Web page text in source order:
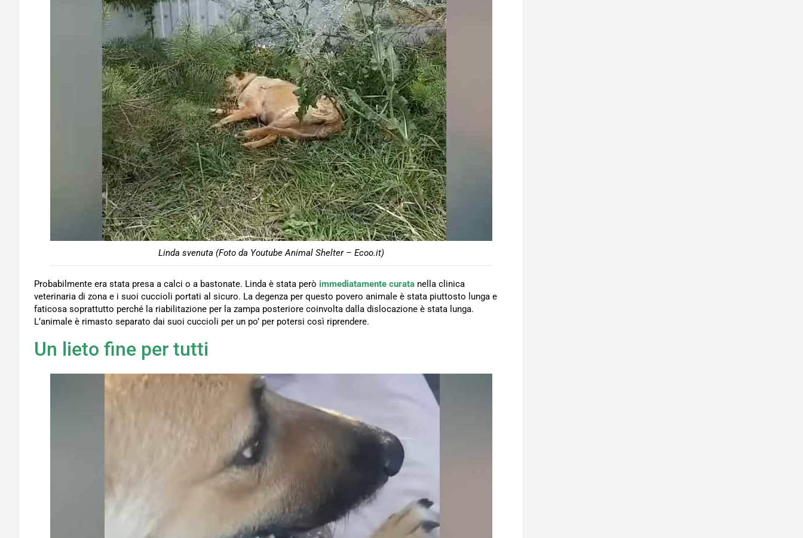
Linda svenuta (Foto da Youtube Animal Shelter – Ecoo.it)
Probabilmente era stata presa a calci o a bastonate. Linda è stata però immediatamente curata nella clinica
veterinaria di zona e i suoi cuccioli portati al sicuro. La degenza per questo povero animale è stata piuttosto lunga e
faticosa soprattutto perché la riabilitazione per la zampa posteriore coinvolta dalla dislocazione è stata lunga.
L’animale è rimasto separato dai suoi cuccioli per un po’ per potersi così riprendere.
Un lieto fine per tutti